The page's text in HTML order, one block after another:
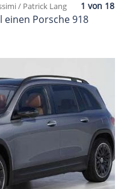
/ Patrick Lang
Porsche 918